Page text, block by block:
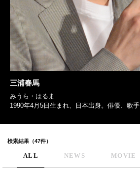
三浦春馬
みうら・はるま
1990年4月5日生まれ、日本出身。俳優、歌手
検索結果（47件）
ALL NEWS MOVIE